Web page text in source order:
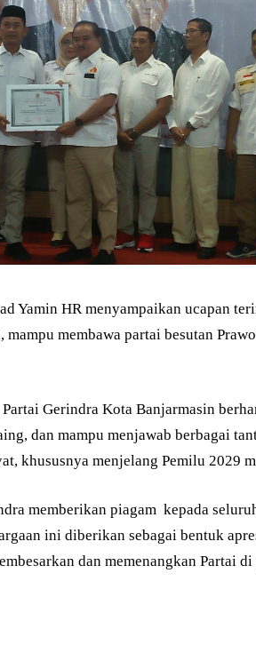
Yamin HR menyampaikan ucapan
mampu membawa partai besutan
Gerindra Kota Banjarmasin
dan mampu menjawab berbagai
khususnya menjelang Pemilu 2029
memberikan piagam kepada
ini diberikan sebagai bentuk
dan memenangkan Partai